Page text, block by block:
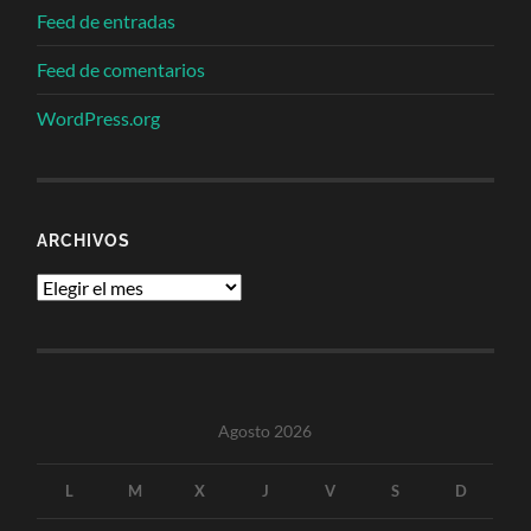
Feed de entradas
Feed de comentarios
WordPress.org
ARCHIVOS
Archivos
Agosto 2026
L M X J V S D